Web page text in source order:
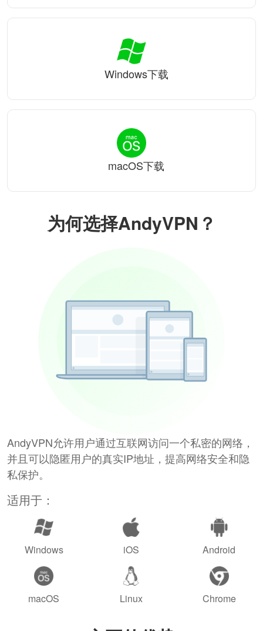
为何选择AndyVPN？
AndyVPN允许用户通过互联网访问一个私密的网络，
并且可以隐匿用户的真实IP地址，提高网络安全和隐
私保护。
适用于：
Windows iOS Android
macOS Linux Chrome
Windows下载
macOS下载